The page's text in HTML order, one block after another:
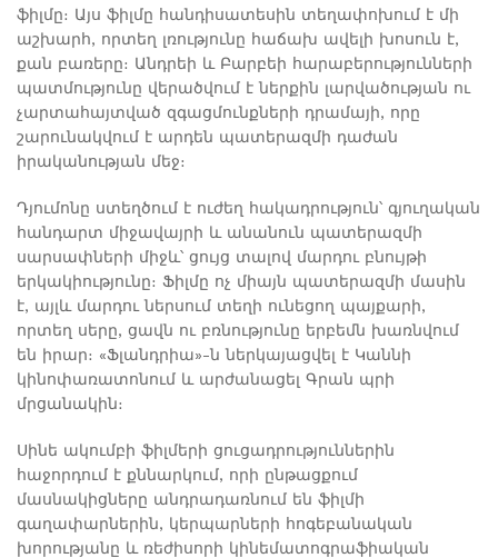
ֆիլմը։ Այս ֆիլմը հանդիսատեսին տեղափոխում է մի
աշխարհ, որտեղ լռությունը հաճախ ավելի խոսուն է,
քան բառերը։ Անդրեի և Բարբեի հարաբերությունների
պատմությունը վերածվում է ներքին լարվածության ու
չարտահայտված զգացմունքների դրամայի, որը
շարունակվում է արդեն պատերազմի դաժան
իրականության մեջ։
Դյումոնը ստեղծում է ուժեղ հակադրություն՝ գյուղական
հանդարտ միջավայրի և անանուն պատերազմի
սարսափների միջև՝ ցույց տալով մարդու բնույթի
երկակիությունը։ Ֆիլմը ոչ միայն պատերազմի մասին
է, այլև մարդու ներսում տեղի ունեցող պայքարի,
որտեղ սերը, ցավն ու բռնությունը երբեմն խառնվում
են իրար։ «Ֆլանդրիա»-ն ներկայացվել է Կաննի
կինոփառատոնում և արժանացել Գրան պրի
մրցանակին։
Սինե ակումբի ֆիլմերի ցուցադրություններին
հաջորդում է քննարկում, որի ընթացքում
մասնակիցները անդրադառնում են ֆիլմի
գաղափարներին, կերպարների հոգեբանական
խորությանը և ռեժիսորի կինեմատոգրաֆիական